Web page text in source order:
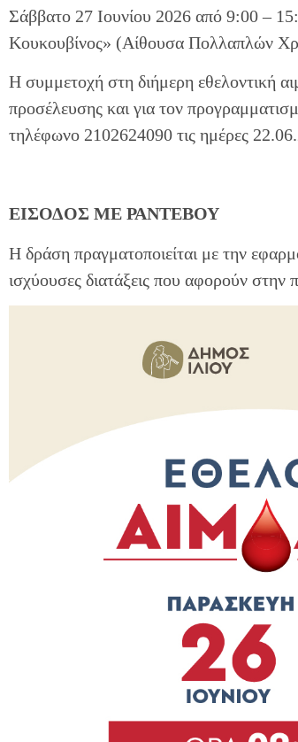
Σάββατο 27 Ιουνίου 2026 από 9:00 –
Κουκουβίνος» (Αίθουσα Πολλαπλών
Η συμμετοχή στη διήμερη εθελοντική
προσέλευσης και για τον
τηλέφωνο 2102624090 τις ημέρες
ΕΙΣΟΔΟΣ ΜΕ ΡΑΝΤΕΒΟΥ
Η δράση πραγματοποιείται με την
ισχύουσες διατάξεις που αφορούν στην